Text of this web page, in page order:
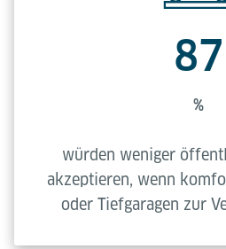
87
%
würden weniger
akzeptieren, wenn
oder Tiefgaragen zur